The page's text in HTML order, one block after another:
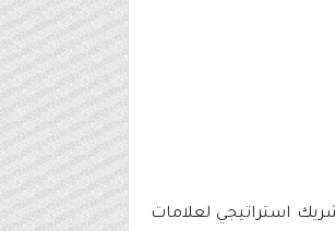
استراتيجي لعلامات